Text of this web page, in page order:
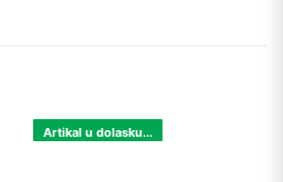
Artikal u dolasku...